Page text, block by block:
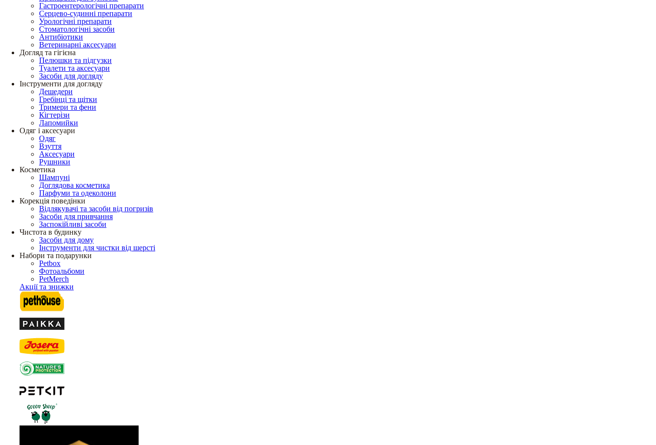
Гастроентерологічні препарати
Серцево-судинні препарати
Урологічні препарати
Стоматологічні засоби
Антибіотики
Ветеринарні аксесуари
Догляд та гігієна
Пелюшки та підгузки
Туалети та аксесуари
Засоби для догляду
Інструменти для догляду
Дешедери
Гребінці та щітки
Тримери та фени
Кігтерізи
Лапомийки
Одяг і аксесуари
Одяг
Взуття
Аксесуари
Рушники
Косметика
Шампуні
Доглядова косметика
Парфуми та одеколони
Корекція поведінки
Відлякувачі та засоби від погризів
Засоби для привчання
Заспокійливі засоби
Чистота в будинку
Засоби для дому
Інструменти для чистки від шерсті
Набори та подарунки
Petbox
Фотоальбоми
PetMerch
Акції та знижки